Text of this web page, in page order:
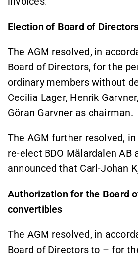
Election of Board of
The AGM resolved, in
Board of Directors, for the
ordinary members without
Cecilia Lager, Henrik
Göran Garvner as chairman.
The AGM further resolved,
re-elect BDO Mälardalen AB
announced that Carl-Johan
Authorization for the Board
convertibles
The AGM resolved, in
Board of Directors to – for